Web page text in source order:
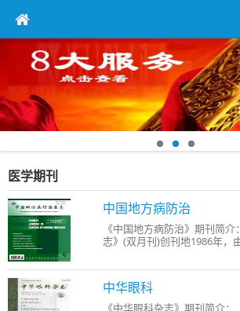
中英文核心期刊咨询网
医学期刊
中国地方病防治
《中国地方病防治》期刊简
志》(双月刊)创刊地1986年，
杂志》报道国家对地方病及
是广大卫生防疫工作者及临床
国地方
中华眼科
《中华眼科杂志》期刊简介